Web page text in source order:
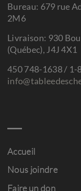
Bureau: 679 rue
2M6
Livraison: 930
(Québec), J4J 4X1
450 748-1638 /
Accueil
Nous joindre
Faire un don